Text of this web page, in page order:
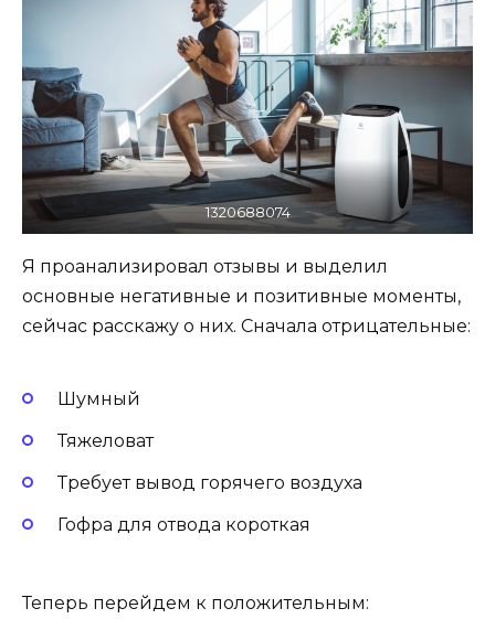
1320688074
Я проанализировал отзывы и выделил
основные негативные и позитивные моменты,
сейчас расскажу о них. Сначала отрицательные:
Шумный
Тяжеловат
Требует вывод горячего воздуха
Гофра для отвода короткая
Теперь перейдем к положительным: